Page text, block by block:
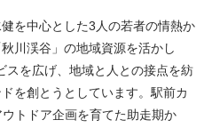
を中心とした3人の若者の情熱か
川渓谷」の地域資源を活かし
スを広げ、地域と人との接点を紡
を創とうとしています。駅前カ
トドア企画を育てた助走期か